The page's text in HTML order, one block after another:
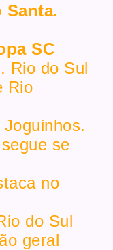
Santa.
SC
Rio do Sul
Rio
se
no
do Sul
geral